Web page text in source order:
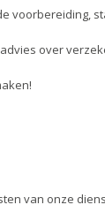
voorbereiding,
over
van onze